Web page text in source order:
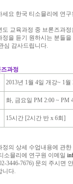
세요 한국 티소믈리에 연
도 교육과정 중 브론즈과
정을 듣기 원하시는 분들
심 감사드립니다.
과정
2013년 1월 4일 개강~ 1월
화, 금요일 PM 2:00 ~ PM
15시간 [2시간 반 x 6회]
정의 상세 수업내용에 관
소믈리에 연구원 이메일
3446-7676) 문의 주시면
니다.